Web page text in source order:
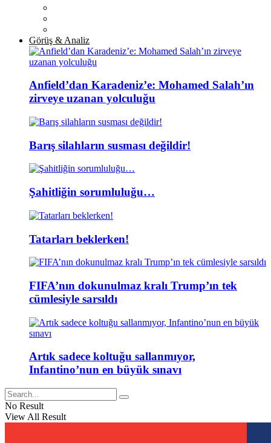
Görüş & Analiz
Anfield’dan Karadeniz’e: Mohamed Salah’ın
zirveye uzanan yolculuğu
Barış silahların susması değildir!
Şahitliğin sorumluluğu…
Tatarları beklerken!
FIFA’nın dokunulmaz kralı Trump’ın tek
cümlesiyle sarsıldı
Artık sadece koltuğu sallanmıyor,
Infantino’nun en büyük sınavı
No Result
View All Result